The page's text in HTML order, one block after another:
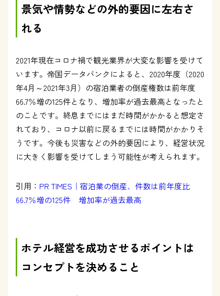
景気や情勢などの外的要因に左右さ
れる
2021年現在コロナ禍で観光業界が大変な影響を受けて
います。帝国データバンクによると、2020年度（2020
年4月～2021年3月）の宿泊業者の倒産権数は前年度
66.7％増の125件となり、増加率が過去最高となったと
のことです。終息までにはまだ時間がかかると想定さ
れており、コロナ以前に戻るまでには時間がかかりそ
うです。今後も災害などの外的要因により、経営状況
に大きく影響を受けてしまう可能性が考えられます。
引用： PR TIMES｜宿泊業の倒産、件数は前年度比
66.7％増の125件 増加率が過去最高
ホテル経営を成功させるポイントは
コンセプトを決めること